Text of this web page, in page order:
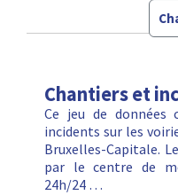
Chantiers et
Ce jeu de données
incidents sur les
Bruxelles-Capitale.
par le centre de
24h/24 …